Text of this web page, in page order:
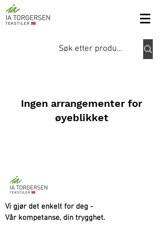
Ingen arrangementer for
øyeblikket
Vi gjør det enkelt for deg -
Vår kompetanse, din trygghet.